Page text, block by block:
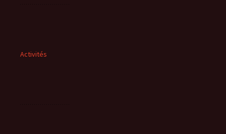
Activités